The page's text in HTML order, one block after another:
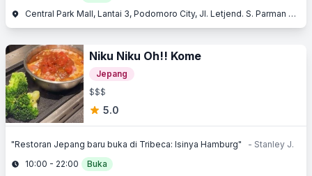
Central Park Mall, Lantai 3, Podomoro City, Jl. Letjend. S. Parman Kav. 28, Slipi, Jakarta Barat, Jakarta
Niku Niku Oh!! Kome
Jepang
$$$
5.0
"Restoran Jepang baru buka di Tribeca: Isinya Hamburg"
- Stanley J.
10:00 - 22:00
Buka